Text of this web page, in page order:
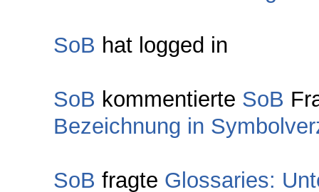
SoB hat logged in
SoB kommentierte SoB
Bezeichnung in
SoB fragte Glossaries: